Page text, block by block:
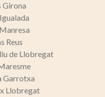
Girona
Reus
de Llobregat
Garrotxa
Llobregat